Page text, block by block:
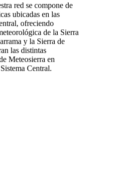
red se compone de
ubicadas en las
ofreciendo
de la Sierra
y la Sierra de
las distintas
Meteosierra en
Central.